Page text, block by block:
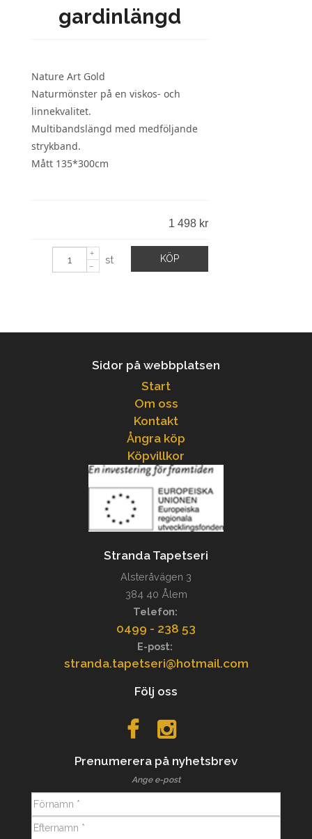
gardinlängd
Nature Art Gold
Naturmönster på en viskos- och
linnekvalitet.
Multibandslängd med medföljande
strykband.
Mått 135*300cm
1 498 kr
KÖP
st
Sidor på webbplatsen
Start
Om oss
Kontakt
Ångra köp
Köpvillkor
Stranda Tapetseri
Alsteråvägen 3
384 40 Ålem
Telefon:
0499 - 238 53
E-post:
stranda.tapetseri@hotmail.com
Följ oss
Prenumerera på nyhetsbrev
Ange e-post